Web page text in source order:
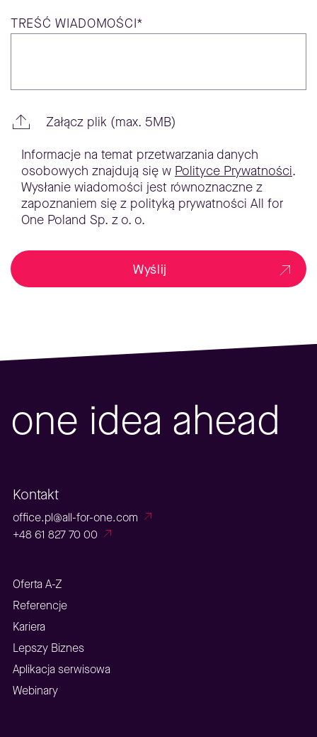
TREŚĆ WIADOMOŚCI*
Załącz plik (max. 5MB)
Informacje na temat przetwarzania danych
osobowych znajdują się w Polityce Prywatności.
Wysłanie wiadomości jest równoznaczne z
zapoznaniem się z polityką prywatności All for
One Poland Sp. z o. o.
Wyślij
one idea ahead
Kontakt
office.pl@all-for-one.com
+48 61 827 70 00
Oferta A-Z
Referencje
Kariera
Lepszy Biznes
Aplikacja serwisowa
Webinary